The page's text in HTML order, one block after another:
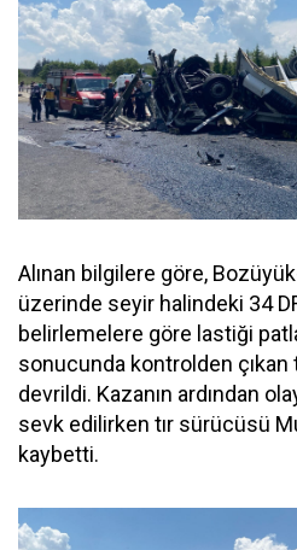
Alınan bilgilere göre,
üzerinde seyir halindeki 34
belirlemelere göre lastiği
sonucunda kontrolden çıkan
devrildi. Kazanın ardından
sevk edilirken tır sürücüsü
kaybetti.